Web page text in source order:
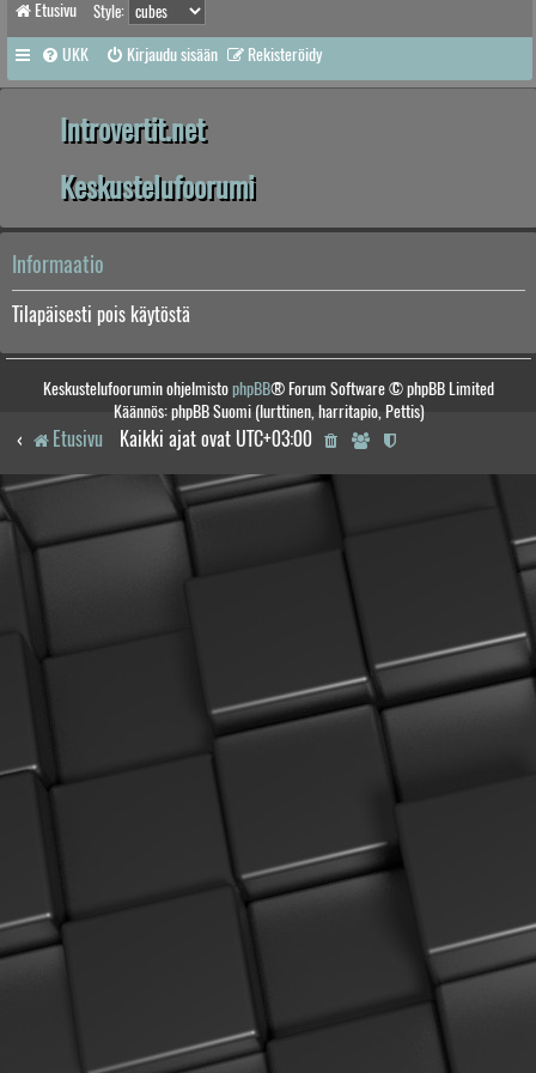
Etusivu Style:
UKK Kirjaudu sisään Rekisteröidy
Introvertit.net
Keskustelufoorumi
Informaatio
Tilapäisesti pois käytöstä
Keskustelufoorumin ohjelmistophpBB® Forum Software © phpBB Limited
Käännös: phpBB Suomi (lurttinen, harritapio, Pettis)
Etusivu Kaikki ajat ovat UTC+03:00